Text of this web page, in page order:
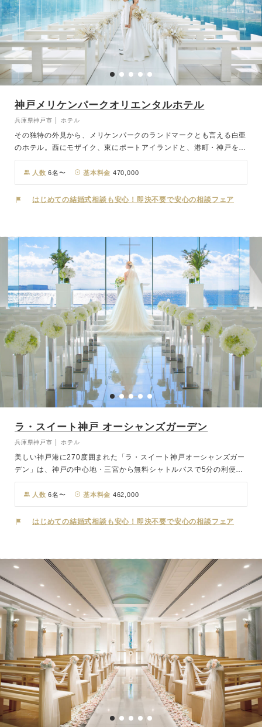
神戸メリケンパークオリエンタルホテル
兵庫県神戸市 │ ホテル
その独特の外見から、メリケンパークのランドマークとも言える白亜
のホテル。西にモザイク、東にポートアイランドと、港町・神戸を象
徴する風景の中で、憧れの少人数ウェディングが叶います。JR・阪
急各線「三ノ宮駅」から専用のシャトルバスでアクセスも至便。
人数 6名〜 基本料金 470,000
はじめての結婚式相談も安心！即決不要で安心の相談フェア
ラ・スイート神戸 オーシャンズガーデン
兵庫県神戸市 │ ホテル
美しい神戸港に270度囲まれた「ラ・スイート神戸オーシャンズガー
デン」は、神戸の中心地・三宮から無料シャトルバスで5分の利便性
を誇るコンベンションホール。ホテル ラ・スイート神戸ハーバーラ
ンドの別邸として、2015年12月に誕生しました。コンセプトになっ
ている「ボンヴォヤージュ」は、フランス語で“良い旅立ちを”の意
味。おふたりの新生活という船出が良い旅（幸せな生活）になるよう
人数 6名〜 基本料金 462,000
はじめての結婚式相談も安心！即決不要で安心の相談フェア